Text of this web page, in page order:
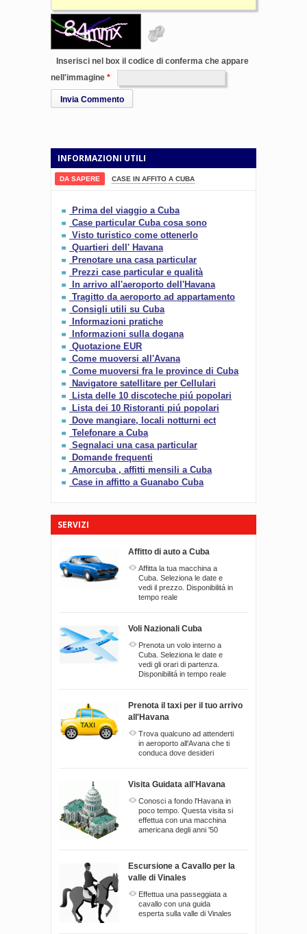
Inserisci nel box il codice di conferma che appare
nell'immagine
Invia Commento
INFORMAZIONI UTILI
DA SAPERE CASE IN AFFITO A CUBA
Prima del viaggio a Cuba
Case particular Cuba cosa sono
Visto turistico come ottenerlo
Quartieri dell' Havana
Prenotare una casa particular
Prezzi case particular e qualità
In arrivo all'aeroporto dell'Havana
Tragitto da aeroporto ad appartamento
Consigli utili su Cuba
Informazioni pratiche
Informazioni sulla dogana
Quotazione EUR
Come muoversi all'Avana
Come muoversi fra le province di Cuba
Navigatore satellitare per Cellulari
Lista delle 10 discoteche piú popolari
Lista dei 10 Ristoranti piú popolari
Dove mangiare, locali notturni ect
Telefonare a Cuba
Segnalaci una casa particular
Domande frequenti
Amorcuba , affitti mensili a Cuba
Case in affitto a Guanabo Cuba
SERVIZI
Affitto di auto a Cuba
Affitta la tua macchina a
Cuba. Seleziona le date e
vedi il prezzo. Disponibilitá in
tempo reale
Voli Nazionali Cuba
Prenota un volo interno a
Cuba. Seleziona le date e
vedi gli orari di partenza.
Disponibilitá in tempo reale
Prenota il taxi per il tuo arrivo
all'Havana
Trova qualcuno ad attenderti
in aeroporto all'Avana che ti
conduca dove desideri
Visita Guidata all'Havana
Conosci a fondo l'Havana in
poco tempo. Questa visita si
effettua con una macchina
americana degli anni '50
Escursione a Cavallo per la
valle di Vinales
Effettua una passeggiata a
cavallo con una guida
esperta sulla valle di Vinales